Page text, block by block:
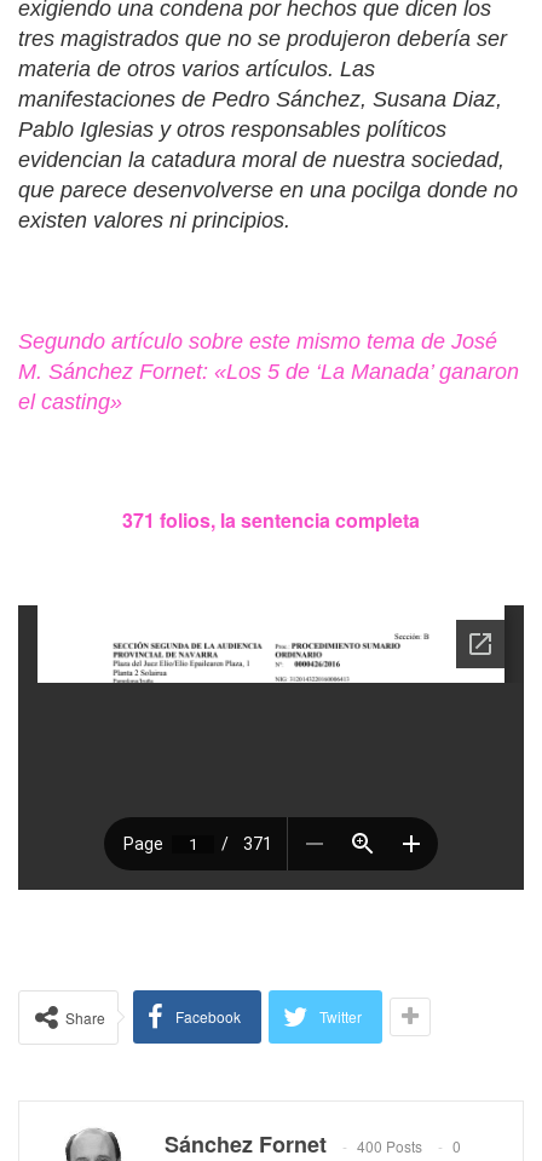
exigiendo una condena por hechos que dicen los
tres magistrados que no se produjeron debería ser
materia de otros varios artículos. Las
manifestaciones de Pedro Sánchez, Susana Diaz,
Pablo Iglesias y otros responsables políticos
evidencian la catadura moral de nuestra sociedad,
que parece desenvolverse en una pocilga donde no
existen valores ni principios.
Segundo artículo sobre este mismo tema de José
M. Sánchez Fornet: «Los 5 de ‘La Manada’ ganaron
el casting»
371 folios, la sentencia completa
Share Facebook Twitter
Sánchez Fornet 400 Posts
0